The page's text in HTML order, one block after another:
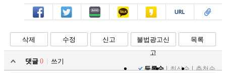
페북 트윗 밴드 카톡 카스 복사 스크랩
삭제 수정 신고
불법광고신
고
목록
댓글 0
쓰기
등록순
최신순 추천순